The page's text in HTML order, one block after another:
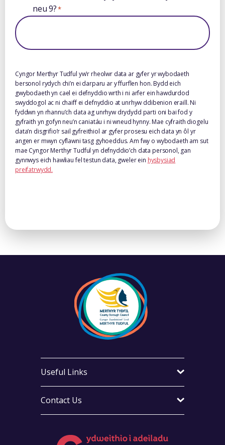
neu 9?*
Cyngor Merthyr Tudful yw’r rheolwr data ar gyfer yr wybodaeth
bersonol rydych chi’n ei darparu ar y ffurflen hon. Bydd eich
gwybodaeth yn cael ei defnyddio wrth i ni arfer ein hawdurdod
swyddogol ac ni chaiff ei defnyddio at unrhyw ddibenion eraill. Ni
fyddwn yn rhannu’ch data ag unrhyw drydydd parti oni bai fod y
gyfraith yn gofyn neu’n caniatáu i ni wneud hynny. Mae cyfraith diogelu
data’n disgrifio’r sail gyfreithiol ar gyfer prosesu eich data yn ôl yr
angen er mwyn cyflawni tasg gyhoeddus. Am fwy o wybodaeth am sut
mae Cyngor Merthyr Tudful yn defnyddio’ch data personol, gan
gynnwys eich hawliau fel testun data, gweler ein hysbysiad
preifatrwydd.
Contact Us
Useful Links